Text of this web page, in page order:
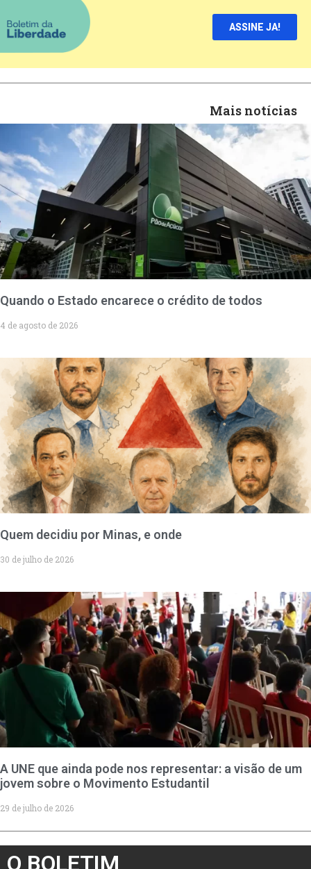
ASSINE JA!
Mais notícias
Quando o Estado encarece o crédito de todos
4 de agosto de 2026
Quem decidiu por Minas, e onde
30 de julho de 2026
A UNE que ainda pode nos representar: a visão de um
jovem sobre o Movimento Estudantil
29 de julho de 2026
O BOLETIM